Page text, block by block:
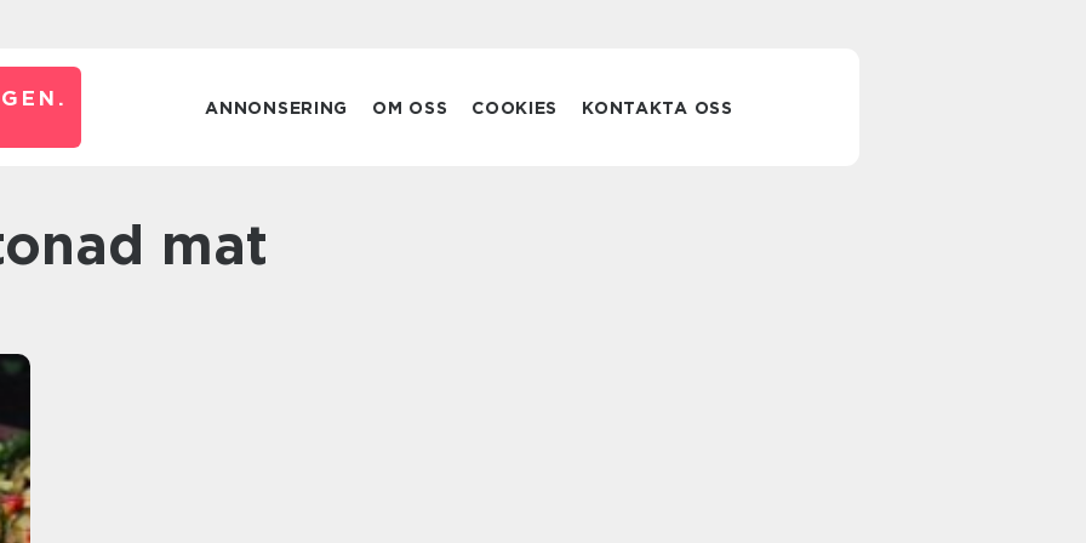
ANNONSERING OM OSS COOKIES KONTAKTA OSS
mat